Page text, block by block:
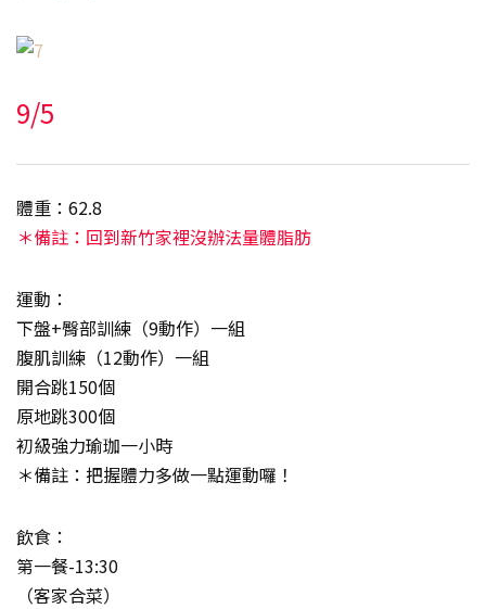
9/5
體重：62.8
＊備註：回到新竹家裡沒辦法量體脂肪
運動：
下盤+臀部訓練（9動作）一組
腹肌訓練（12動作）一組
開合跳150個
原地跳300個
初級強力瑜珈一小時
＊備註：把握體力多做一點運動囉！
飲食：
第一餐-13:30
（客家合菜）